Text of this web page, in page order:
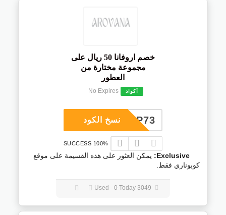
خصم اروفانا 50 ريال على
مجموعة مختارة من
العطور
أكواد No Expires
COUP73نسخ الكود
100% SUCCESS
Exclusive:
يمكن العثور على هذه القسيمة على موقع
كوبوناري فقط.